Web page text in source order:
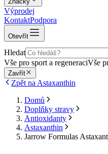
Výprodej
KontaktPodpora
Otevřít
Hledat
Vše pro sport a regeneraciVše
Zavřít
Zpět na Astaxanthin
Domů
Doplňky stravy
Antioxidanty
Astaxanthin
Jarrow Formulas